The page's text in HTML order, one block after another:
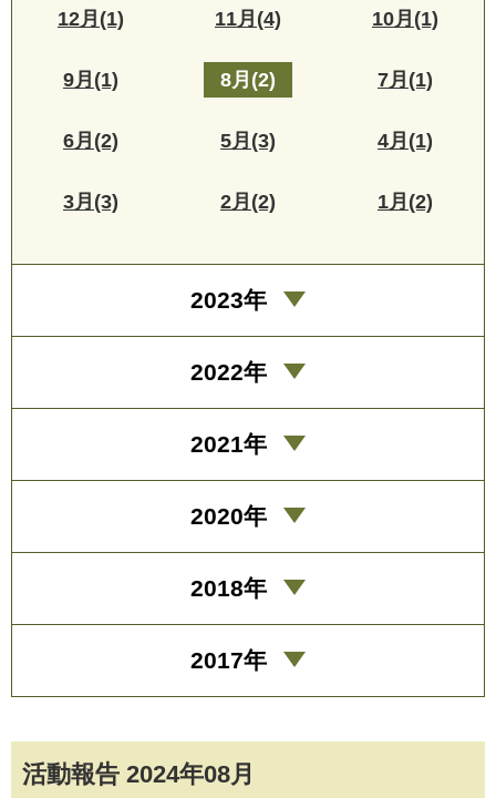
活動報告 2024年08月
12月(1) 11月(4) 10月(1)
9月(1) 8月(2) 7月(1)
6月(2) 5月(3) 4月(1)
3月(3) 2月(2) 1月(2)
2023年
2022年
2021年
2020年
2018年
2017年